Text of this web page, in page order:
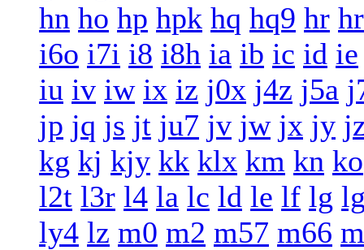
hn ho hp hpk hq hq9 hr
i6o i7i i8 i8h ia ib ic id ie
iu iv iw ix iz j0x j4z j5a
jp jq js jt ju7 jv jw jx jy
kg kj kjy kk klx km kn ko
l2t l3r l4 la lc ld le lf lg
ly4 lz m0 m2 m57 m66